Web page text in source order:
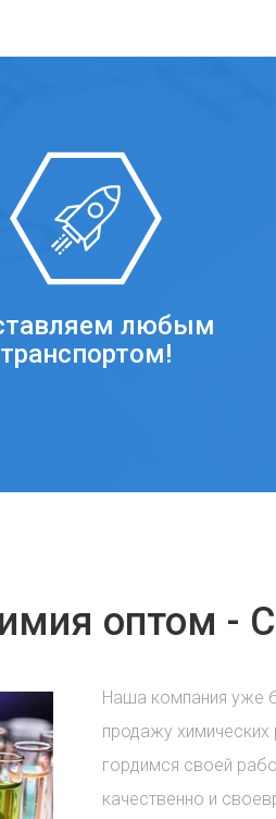
любым
транспортом!
оптом -
Наша компания уже
продажу
гордимся своей
качественно и